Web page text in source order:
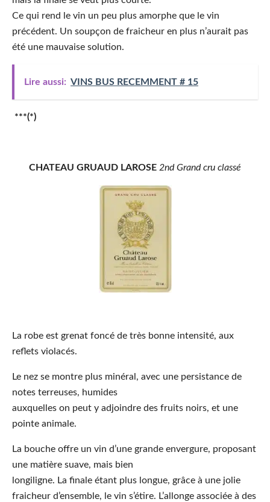
Ce qui rend le vin un peu plus amorphe que le vin
précédent. Un soupçon de fraicheur en plus n’aurait pas
été une mauvaise solution.
Lire aussi: VINS BUS RECEMMENT # 15
***(*)
CHATEAU GRUAUD LAROSE 2nd Grand cru classé
La robe est grenat foncé de très bonne intensité, aux
reflets violacés.
Le nez se montre plus minéral, avec une persistance de
notes terreuses, humides
auxquelles on peut y adjoindre des fruits noirs, et une
pointe animale.
La bouche offre un vin d’une grande envergure, proposant
une matière suave, mais bien
longiligne. La finale étant plus longue, grâce à une jolie
fraicheur d’ensemble, le vin s’étire. L’allonge associée à des